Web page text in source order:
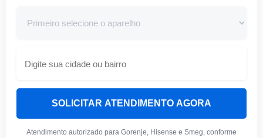
SOLICITAR ATENDIMENTO AGORA
Atendimento autorizado para Gorenje, Hisense e Smeg, conforme